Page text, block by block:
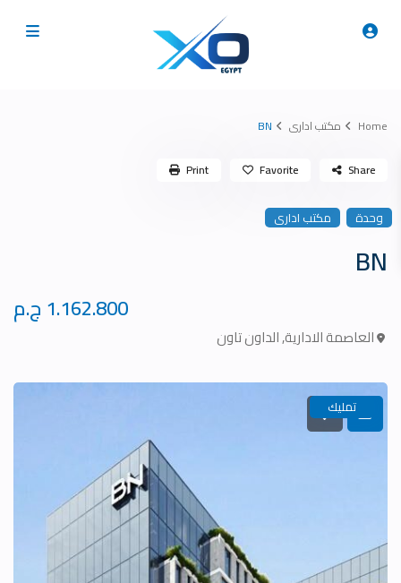
Home مكتب ادارى BN
وحدة مكتب ادارى
BN
العاصمة الادارية,الداون تاون
Share
Favorite
Print
تمليك